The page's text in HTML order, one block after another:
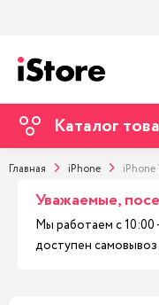
Каталог
Главная iPhone iPhone
Уважаемые,
Мы работаем с 10:00
доступен